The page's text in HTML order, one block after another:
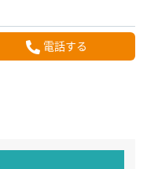
電話する